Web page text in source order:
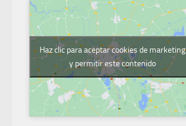
Haz clic para aceptar cookies de marketing
y permitir este contenido